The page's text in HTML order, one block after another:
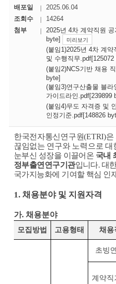
배포일
2025.06.04
조회수
14264
첨부
2025년 4차 계약직원
byte]
미리보기
(붙임1)2025년 4차 계
및 수행직무.pdf[125072
(붙임2)NCS기반 채용
byte]
(붙임3)연구산출물 블라
가이드라인.pdf[239899
(붙임4)무도 자격증 및
인정기준.pdf[148826
한국전자통신연구원(ETRI)은
끊임없는 연구와 노력으로 대
눈부신 성장을 이끌어온 국내
정부출연연구기관입니다. 대
국가지능화에 기여할 핵심 인
1. 채용분야 및 지원자격
가. 채용분야
모집방법 고용형태 채용
초빙
계약직